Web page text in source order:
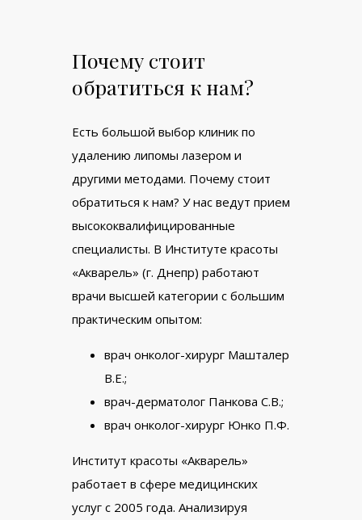
Почему стоит
обратиться к нам?
Есть большой выбор клиник по
удалению липомы лазером и
другими методами. Почему стоит
обратиться к нам? У нас ведут прием
высококвалифицированные
специалисты. В Институте красоты
«Акварель» (г. Днепр) работают
врачи высшей категории с большим
практическим опытом:
врач онколог-хирург Машталер
В.Е.;
врач-дерматолог Панкова С.В.;
врач онколог-хирург Юнко П.Ф.
Институт красоты «Акварель»
работает в сфере медицинских
услуг с 2005 года. Анализируя